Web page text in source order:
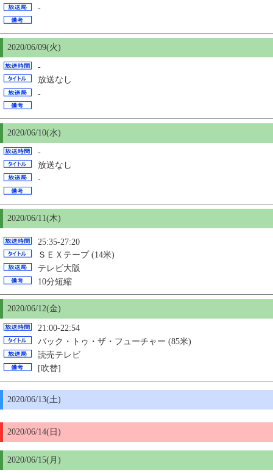
-
2020/06/09(火)
-
放送なし
-
2020/06/10(水)
-
放送なし
-
2020/06/11(木)
25:35-27:20
ＳＥＸテープ (14米)
テレビ大阪
10分短縮
2020/06/12(金)
21:00-22:54
バック・トゥ・ザ・フューチャー (85米)
読売テレビ
[吹替]
2020/06/13(土)
2020/06/14(日)
2020/06/15(月)